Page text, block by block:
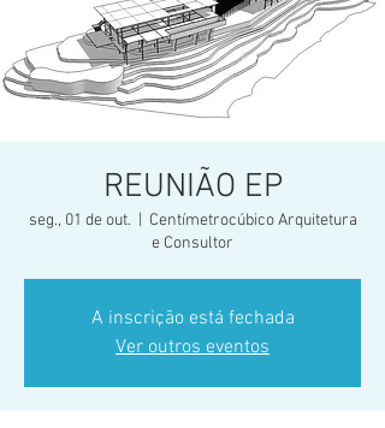
REUNIÃO EP
seg., 01 de out.
Centímetrocúbico Arquitetura
e Consultor
A inscrição está fechada
Ver outros eventos